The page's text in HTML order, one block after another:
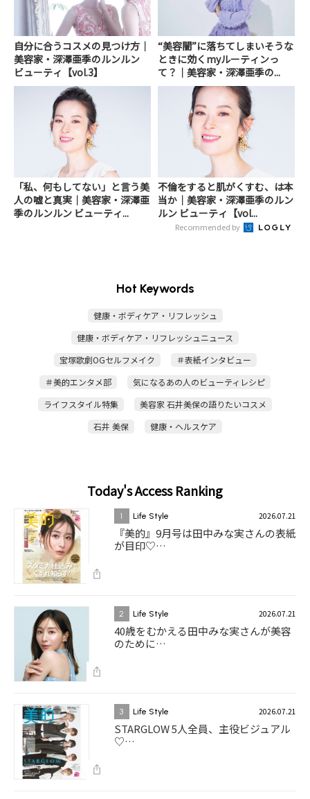
自分に合うコスメの見つけ方｜
美容家・深澤亜季のルンルン
ビューティ【vol.3】
“美容闇”に落ちてしまいそうな
ときに効くmyルーティンっ
て？｜美容家・深澤亜季の...
「私、何もしてない」と言う美
人の嘘と真実｜美容家・深澤亜
季のルンルン ビューティ...
不倫をすると肌がくすむ、は本
当か｜美容家・深澤亜季のルン
ルン ビューティ【vol...
Recommended by
Hot Keywords
健康・ボディケア・リフレッシュ
健康・ボディケア・リフレッシュニュース
宝塚歌劇OGセルフメイク
＃表紙インタビュー
＃美的エンタメ部
気になるあの人のビューティレシピ
ライフスタイル特集
美容家 石井美保の語りたいコスメ
石井 美保
健康・ヘルスケア
Today's Access Ranking
1 Life Style 2026.07.21
『美的』9月号は田中みな実さんの表紙
が目印♡…
2 Life Style 2026.07.21
40歳をむかえる田中みな実さんが美容
のために…
3 Life Style 2026.07.21
STARGLOW 5人全員、主役ビジュアル
♡…